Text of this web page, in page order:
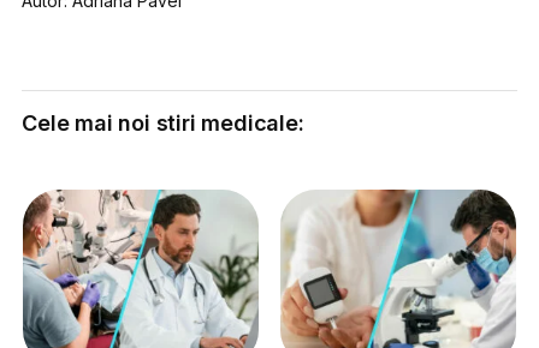
Cele mai noi stiri medicale: